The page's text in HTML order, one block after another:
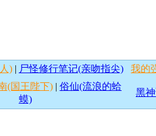
)| 尸怪修行笔记(亲吻指尖) 我的
(国王陛下) | 俗仙(流浪的蛤
蟆)
黑